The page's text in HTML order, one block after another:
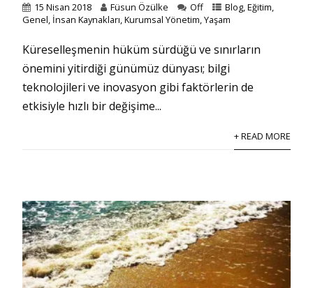
15 Nisan 2018 Füsun Özülke Off Blog,Eğitim,
Genel, İnsan Kaynakları,Kurumsal Yönetim,Yaşam
Küreselleşmenin hüküm sürdüğü ve sınırların
önemini yitirdiği günümüz dünyası; bilgi
teknolojileri ve inovasyon gibi faktörlerin de
etkisiyle hızlı bir değişime...
+ READ MORE